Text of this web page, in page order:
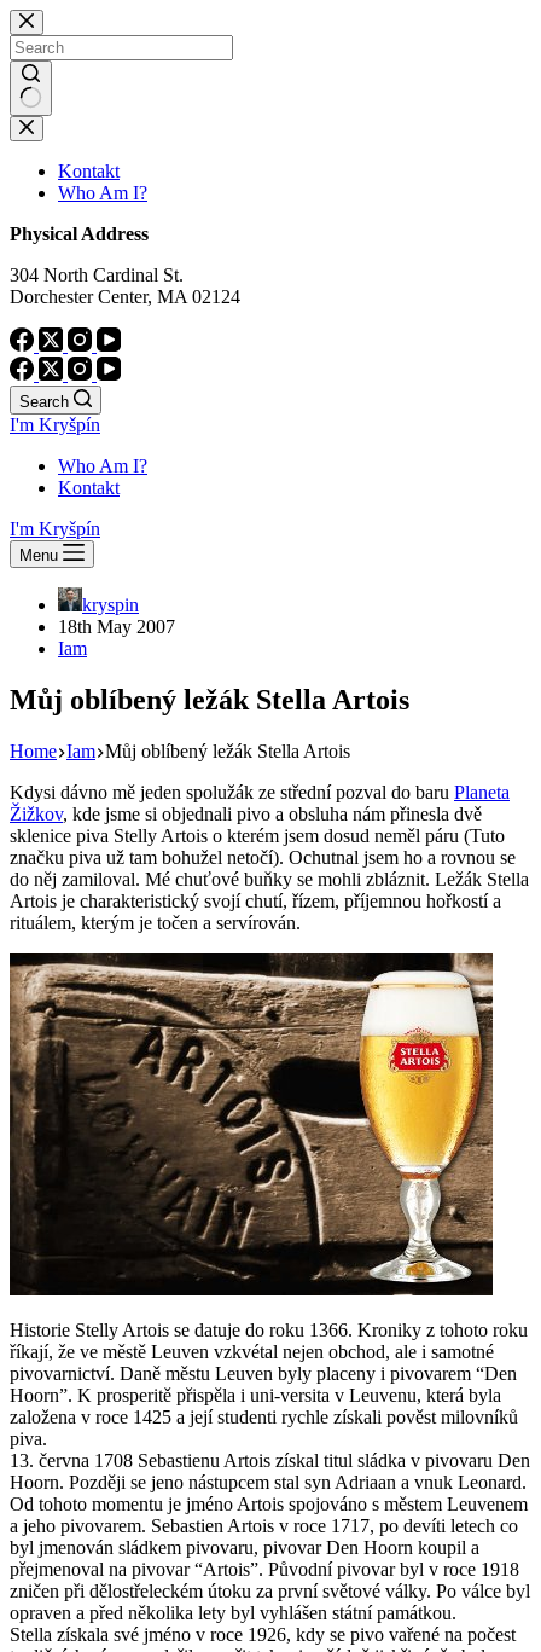
Skip
to
content
No
results
Kontakt
Who Am I?
Physical Address
304 North Cardinal St.
Dorchester Center, MA 02124
Search
I'm Kryšpín
Who Am I?
Kontakt
I'm Kryšpín
Menu
kryspin
18th May 2007
Iam
Můj oblíbený ležák Stella Artois
Home Iam Můj oblíbený ležák Stella Artois
Kdysi dávno mě jeden spolužák ze střední pozval do baru Planeta
Žižkov, kde jsme si objednali pivo a obsluha nám přinesla dvě
sklenice piva Stelly Artois o kterém jsem dosud neměl páru (Tuto
značku piva už tam bohužel netočí). Ochutnal jsem ho a rovnou se
do něj zamiloval. Mé chuťové buňky se mohli zbláznit. Ležák Stella
Artois je charakteristický svojí chutí, řízem, příjemnou hořkostí a
rituálem, kterým je točen a servírován.
Historie Stelly Artois se datuje do roku 1366. Kroniky z tohoto roku
říkají, že ve městě Leuven vzkvétal nejen obchod, ale i samotné
pivovarnictví. Daně městu Leuven byly placeny i pivovarem “Den
Hoorn”. K prosperitě přispěla i uni-versita v Leuvenu, která byla
založena v roce 1425 a její studenti rychle získali pověst milovníků
piva.
13. června 1708 Sebastienu Artois získal titul sládka v pivovaru Den
Hoorn. Později se jeno nástupcem stal syn Adriaan a vnuk Leonard.
Od tohoto momentu je jméno Artois spojováno s městem Leuvenem
a jeho pivovarem. Sebastien Artois v roce 1717, po devíti letech co
byl jmenován sládkem pivovaru, pivovar Den Hoorn koupil a
přejmenoval na pivovar “Artois”. Původní pivovar byl v roce 1918
zničen při dělostřeleckém útoku za první světové války. Po válce byl
opraven a před několika lety byl vyhlášen státní památkou.
Stella získala své jméno v roce 1926, kdy se pivo vařené na počest